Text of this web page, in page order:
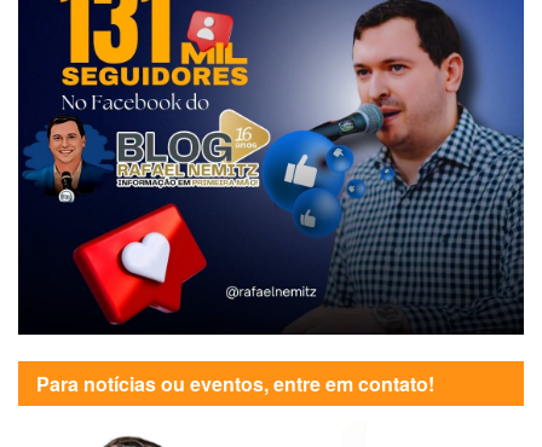
Para notícias ou eventos, entre em contato!